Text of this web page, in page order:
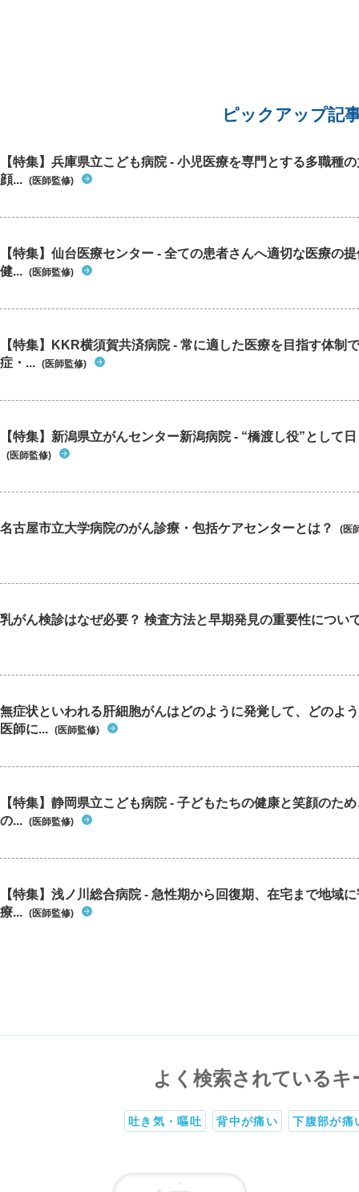
ピックアップ記
【特集】兵庫県立こども病院 - 小児医療を専門とする多職種
顔... (医師監修)
【特集】仙台医療センター - 全ての患者さんへ適切な医療の
健... (医師監修)
【特集】KKR横須賀共済病院 - 常に適した医療を目指す体制
症・... (医師監修)
【特集】新潟県立がんセンター新潟病院 - “橋渡し役”として
(医師監修)
名古屋市立大学病院のがん診療・包括ケアセンターとは？ (医
乳がん検診はなぜ必要？ 検査方法と早期発見の重要性につい
無症状といわれる肝細胞がんはどのように発覚して、どのよ
医師に... (医師監修)
【特集】静岡県立こども病院 - 子どもたちの健康と笑顔のた
の... (医師監修)
【特集】浅ノ川総合病院 - 急性期から回復期、在宅まで地域
療... (医師監修)
よく検索されているキ
吐き気・嘔吐 背中が痛い 下腹部が痛